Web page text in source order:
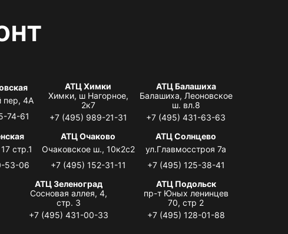
пер, 4А
74-61
АТЦ Химки
Химки, ш Нагорное,
2к7
+7 (495) 989-21-31
АТЦ Балашиха
Балашиха, Леоновское
ш. вл.8
+7 (495) 431-63-63
стр.1
53-06
АТЦ Очаково
Очаковское ш., 10к2с2
+7 (495) 152-31-11
АТЦ Солнцево
ул.Главмосстроя 7а
+7 (495) 125-38-41
АТЦ Зеленоград
Сосновая аллея, 4,
стр. 3
+7 (495) 431-00-33
АТЦ Подольск
пр-т Юных ленинцев
70, стр 2
+7 (495) 128-01-88